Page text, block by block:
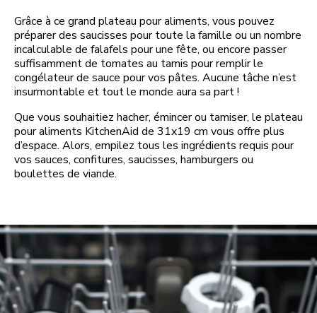
Grâce à ce grand plateau pour aliments, vous pouvez
préparer des saucisses pour toute la famille ou un nombre
incalculable de falafels pour une fête, ou encore passer
suffisamment de tomates au tamis pour remplir le
congélateur de sauce pour vos pâtes. Aucune tâche n’est
insurmontable et tout le monde aura sa part !
Que vous souhaitiez hacher, émincer ou tamiser, le plateau
pour aliments KitchenAid de 31x19 cm vous offre plus
d’espace. Alors, empilez tous les ingrédients requis pour
vos sauces, confitures, saucisses, hamburgers ou
boulettes de viande.